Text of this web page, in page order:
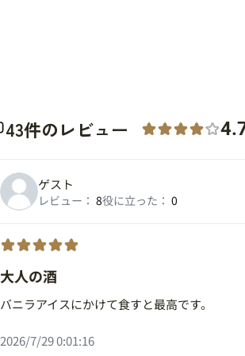
43件のレビュー
ゲスト
レビュー： 8役に立った： 0
大人の酒
バニラアイスにかけて食すと最高です。
2026/7/29 0:01:16